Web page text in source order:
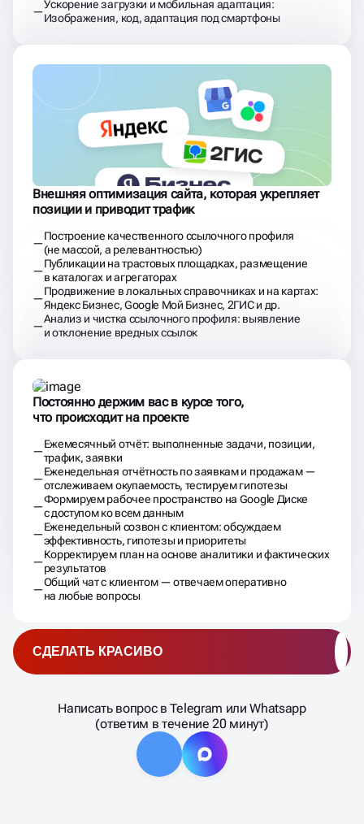
Ускорение загрузки и мобильная адаптация:
Изображения, код, адаптация под смартфоны
Внешняя оптимизация сайта, которая укрепляет
позиции и приводит трафик
Построение качественного ссылочного профиля
(не массой, а релевантностью)
Публикации на трастовых площадках, размещение
в каталогах и агрегаторах
Продвижение в локальных справочниках и на картах:
Яндекс Бизнес, Google Мой Бизнес, 2ГИС и др.
Анализ и чистка ссылочного профиля: выявление
и отклонение вредных ссылок
Постоянно держим вас в курсе того,
что происходит на проекте
Ежемесячный отчёт: выполненные задачи, позиции,
трафик, заявки
Еженедельная отчётность по заявкам и продажам —
отслеживаем окупаемость, тестируем гипотезы
Формируем рабочее пространство на Google Диске
с доступом ко всем данным
Еженедельный созвон с клиентом: обсуждаем
эффективность, гипотезы и приоритеты
Корректируем план на основе аналитики и фактических
результатов
Общий чат с клиентом — отвечаем оперативно
на любые вопросы
Написать вопрос в Telegram или Whatsapp
(ответим в течение 20 минут)
СДЕЛАТЬ КРАСИВО